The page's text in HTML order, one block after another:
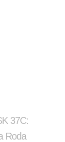
37C:
Roda